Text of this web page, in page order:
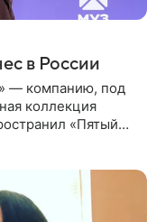
в России
— компанию, под
коллекция
«Пятый